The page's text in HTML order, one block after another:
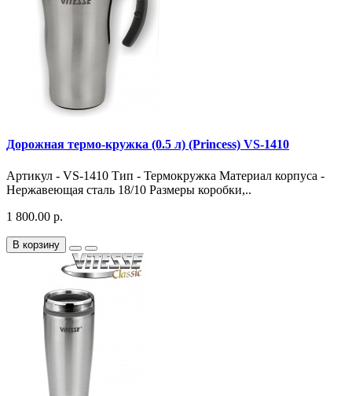
Дорожная термо-кружка (0.5 л) (Princess) VS-1410
Артикул - VS-1410 Тип - Термокружка Материал корпуса -
Нержавеющая сталь 18/10 Размеры коробки,..
1 800.00 р.
В корзину